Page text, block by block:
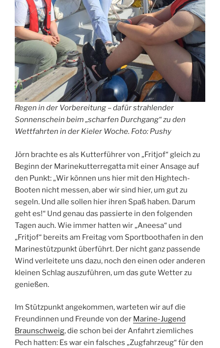
Regen in der Vorbereitung – dafür strahlender
Sonnenschein beim „scharfen Durchgang“ zu den
Wettfahrten in der Kieler Woche. Foto: Pushy
Jörn brachte es als Kutterführer von „Fritjof“ gleich zu
Beginn der Marinekutterregatta mit einer Ansage auf
den Punkt: „Wir können uns hier mit den Hightech-
Booten nicht messen, aber wir sind hier, um gut zu
segeln. Und alle sollen hier ihren Spaß haben. Darum
geht es!“ Und genau das passierte in den folgenden
Tagen auch. Wie immer hatten wir „Aneesa“ und
„Fritjof“ bereits am Freitag vom Sportboothafen in den
Marinestützpunkt überführt. Der nicht ganz passende
Wind verleitete uns dazu, noch den einen oder anderen
kleinen Schlag auszuführen, um das gute Wetter zu
genießen.
Im Stützpunkt angekommen, warteten wir auf die
Freundinnen und Freunde von der Marine-Jugend
Braunschweig, die schon bei der Anfahrt ziemliches
Pech hatten: Es war ein falsches „Zugfahrzeug“ für den